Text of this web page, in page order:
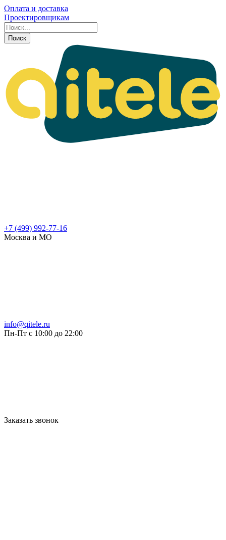
Оплата и доставка
Проектировщикам
Поиск
+7 (499) 992-77-16
Москва и МО
info@qitele.ru
Пн-Пт с 10:00 до 22:00
Заказать звонок